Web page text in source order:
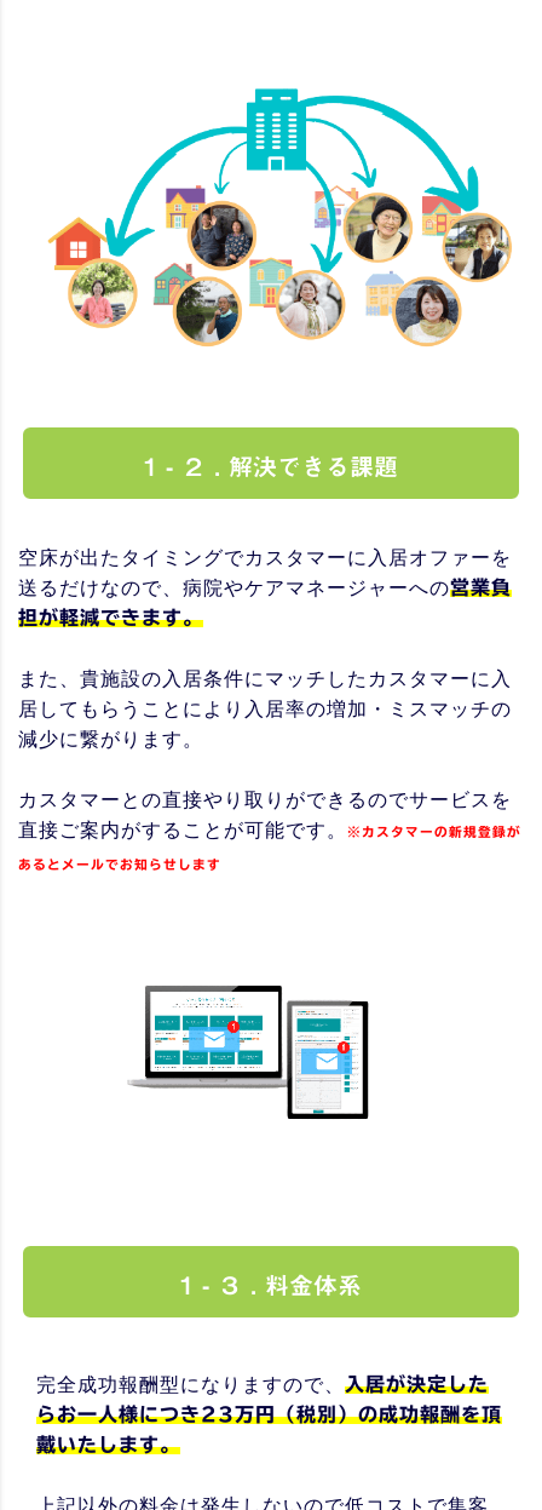
1 - ２ . 解決できる課題
空床が出たタイミングでカスタマーに入居オファーを
送るだけなので、病院やケアマネージャーへの営業負
担が軽減できます。
また、貴施設の入居条件にマッチしたカスタマーに入
居してもらうことにより入居率の増加・ミスマッチの
減少に繋がります。
カスタマーとの直接やり取りができるのでサービスを
直接ご案内がすることが可能です。
※カスタマーの新規登録が
あるとメールでお知らせします
1 - ３ . 料金体系
完全成功報酬型になりますので、
入居が決定した
らお一人様につき23万円（税別）の成功報酬を頂
戴いたします。